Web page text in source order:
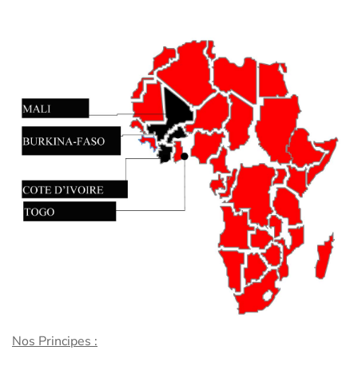
Nos Principes :